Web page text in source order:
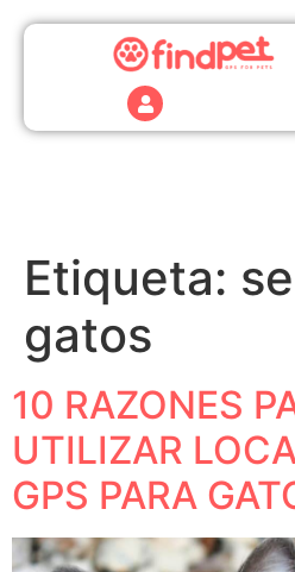
Etiqueta:
gatos
10 RAZONES
UTILIZAR
GPS PARA